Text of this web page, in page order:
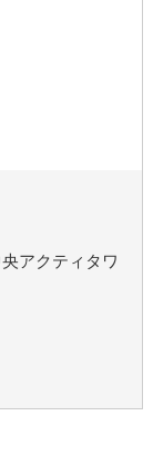
アクティタワ